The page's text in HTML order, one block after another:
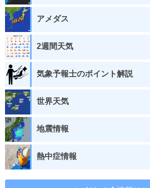
アメダス
2週間天気
気象予報士のポイント解説
世界天気
地震情報
熱中症情報